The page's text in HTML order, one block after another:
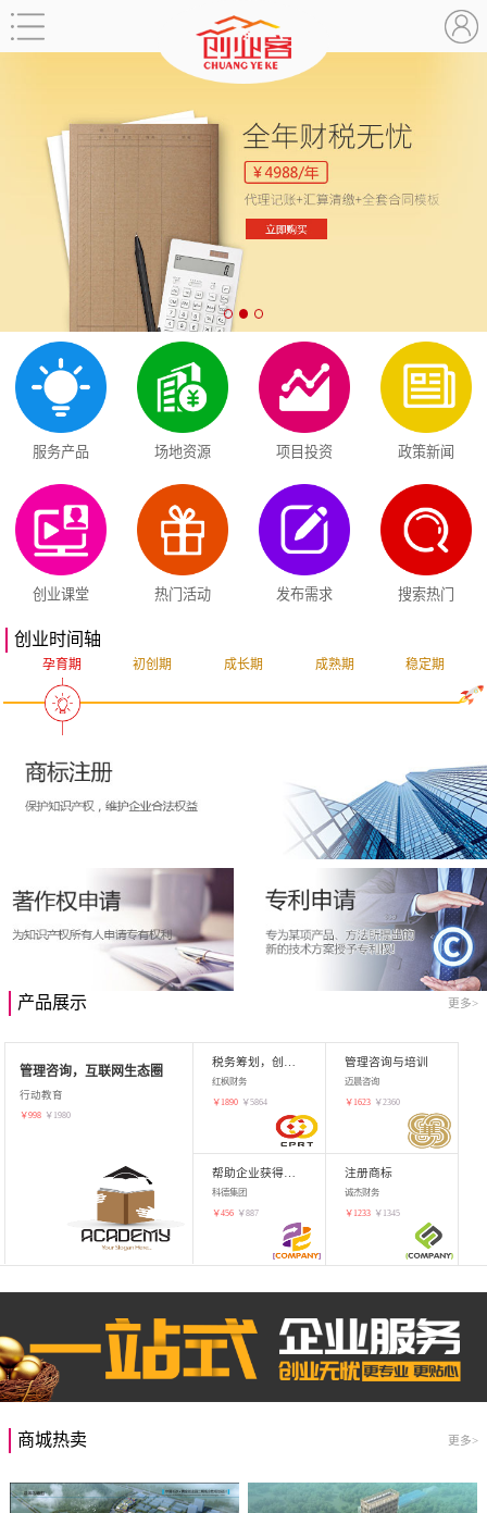
服务产品 场地资源 项目投资 政策新闻
创业课堂 热门活动 发布需求 搜索热门
创业时间轴
孕育期 初创期 成长期 成熟期 稳定期
产品展示 更多>
管理咨询，互联网生态圈
行动教育
￥998 ￥ 1980
红枫财务
￥ 1890 ￥5864
管理咨询与培训
迈晨咨询
￥ 1623 ￥2360
科德集团
￥456 ￥887
注册商标
诚杰财务
￥ 1233 ￥ 1345
商城热卖 更多>